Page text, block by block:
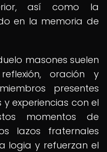
así como la
en la memoria de
masones suelen
oración y
presentes
experiencias con el
momentos de
lazos fraternales
logia y refuerzan el